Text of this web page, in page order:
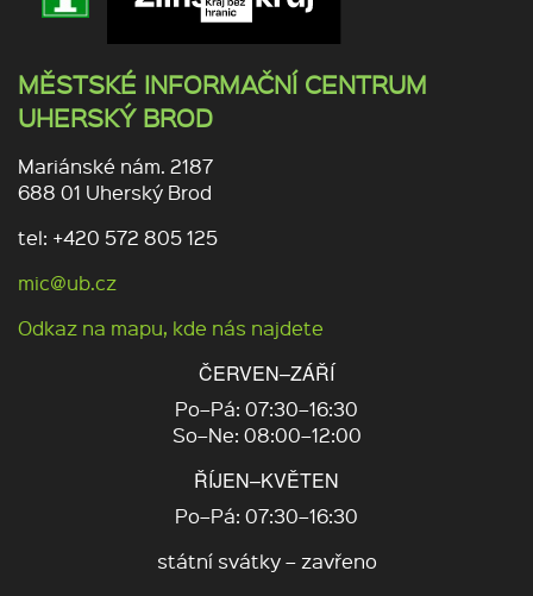
MĚSTSKÉ INFORMAČNÍ CENTRUM
UHERSKÝ BROD
Mariánské nám. 2187
688 01 Uherský Brod
tel: +420 572 805 125
mic@ub.cz
Odkaz na mapu, kde nás najdete
ČERVEN–ZÁŘÍ
Po–Pá: 07:30–16:30
So–Ne: 08:00–12:00
ŘÍJEN–KVĚTEN
Po–Pá: 07:30–16:30
státní svátky – zavřeno